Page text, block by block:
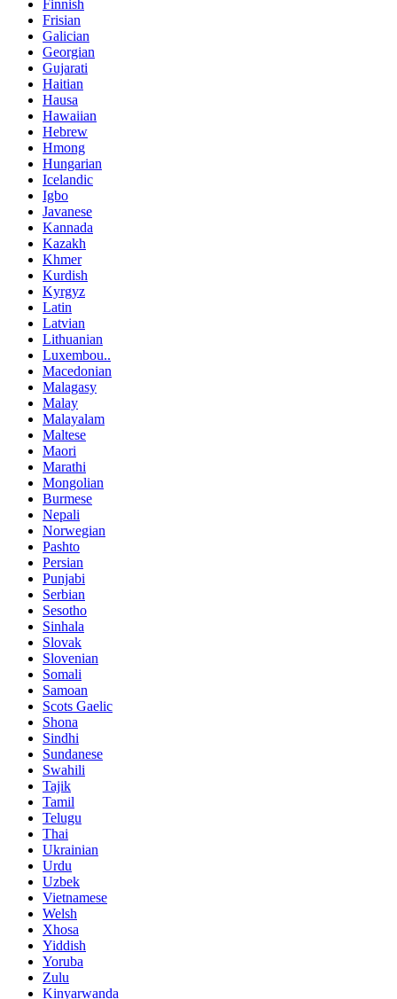
Finnish
Frisian
Galician
Georgian
Gujarati
Haitian
Hausa
Hawaiian
Hebrew
Hmong
Hungarian
Icelandic
Igbo
Javanese
Kannada
Kazakh
Khmer
Kurdish
Kyrgyz
Latin
Latvian
Lithuanian
Luxembou..
Macedonian
Malagasy
Malay
Malayalam
Maltese
Maori
Marathi
Mongolian
Burmese
Nepali
Norwegian
Pashto
Persian
Punjabi
Serbian
Sesotho
Sinhala
Slovak
Slovenian
Somali
Samoan
Scots Gaelic
Shona
Sindhi
Sundanese
Swahili
Tajik
Tamil
Telugu
Thai
Ukrainian
Urdu
Uzbek
Vietnamese
Welsh
Xhosa
Yiddish
Yoruba
Zulu
Kinyarwanda